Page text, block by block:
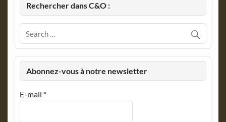
Rechercher dans C&O :
Abonnez-vous à notre newsletter
E-mail *